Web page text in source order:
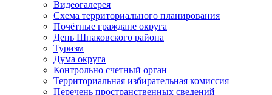
Видеогалерея
Схема территориального планирования
Почётные граждане округа
День Шпаковского района
Туризм
Дума округа
Контрольно счетный орган
Территориальная избирательная комиссия
Перечень пространственных сведений